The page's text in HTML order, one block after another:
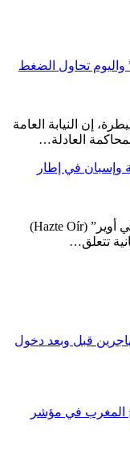
واليوم تحاول الضغط
إن النيابة العامة
العادلة…
وإسبان في إطار
أفادت وسائل إعلام إسبانية بأن جمعية “هازتي أوير” (Hazte Oír)
تتعلق…
قبل وبعد دخول
نتائج المغرب في مؤشر